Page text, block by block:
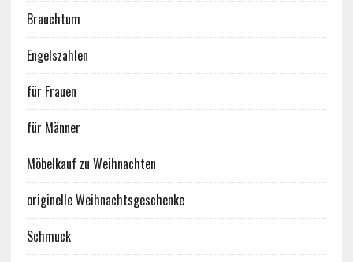
Brauchtum
Engelszahlen
für Frauen
für Männer
Möbelkauf zu Weihnachten
originelle Weihnachtsgeschenke
Schmuck